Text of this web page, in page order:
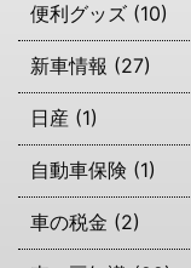
便利グッズ (10)
新車情報 (27)
日産 (1)
自動車保険 (1)
車の税金 (2)